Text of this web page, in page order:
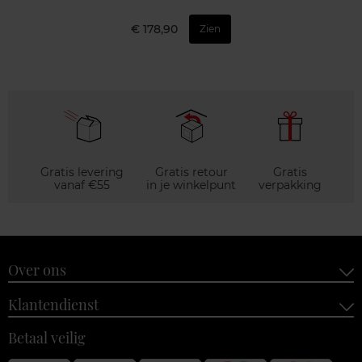
€ 178,90 Zien
Gratis levering
vanaf €55
Gratis retour
in je winkelpunt
Gratis
verpakking
Over ons
Klantendienst
Betaal veilig